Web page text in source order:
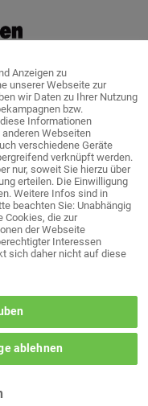
Wohn-
Anzeigen zu
unserer Webseite zur
wir Daten zu Ihrer Nutzung
bzw.
Informationen
Webseiten
verschiedene Geräte
verknüpft werden.
nur, soweit Sie hierzu über
erteilen. Die Einwilligung
Weitere Infos sind in
beachten Sie: Unabhängig
Cookies, die zur
der Webseite
Interessen
sich daher nicht auf diese
ablehnen